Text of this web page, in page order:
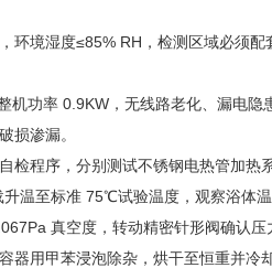
境湿度≤85% RH，检测区域必须配
功率 0.9KW，无线路老化、漏电
损渗漏。
检程序，分别测试不锈钢电热管加热
温至标准 75℃试验温度，观察浴体
真空度，转动精密针形阀确认压
器用甲苯浸泡除杂，烘干至恒重并冷